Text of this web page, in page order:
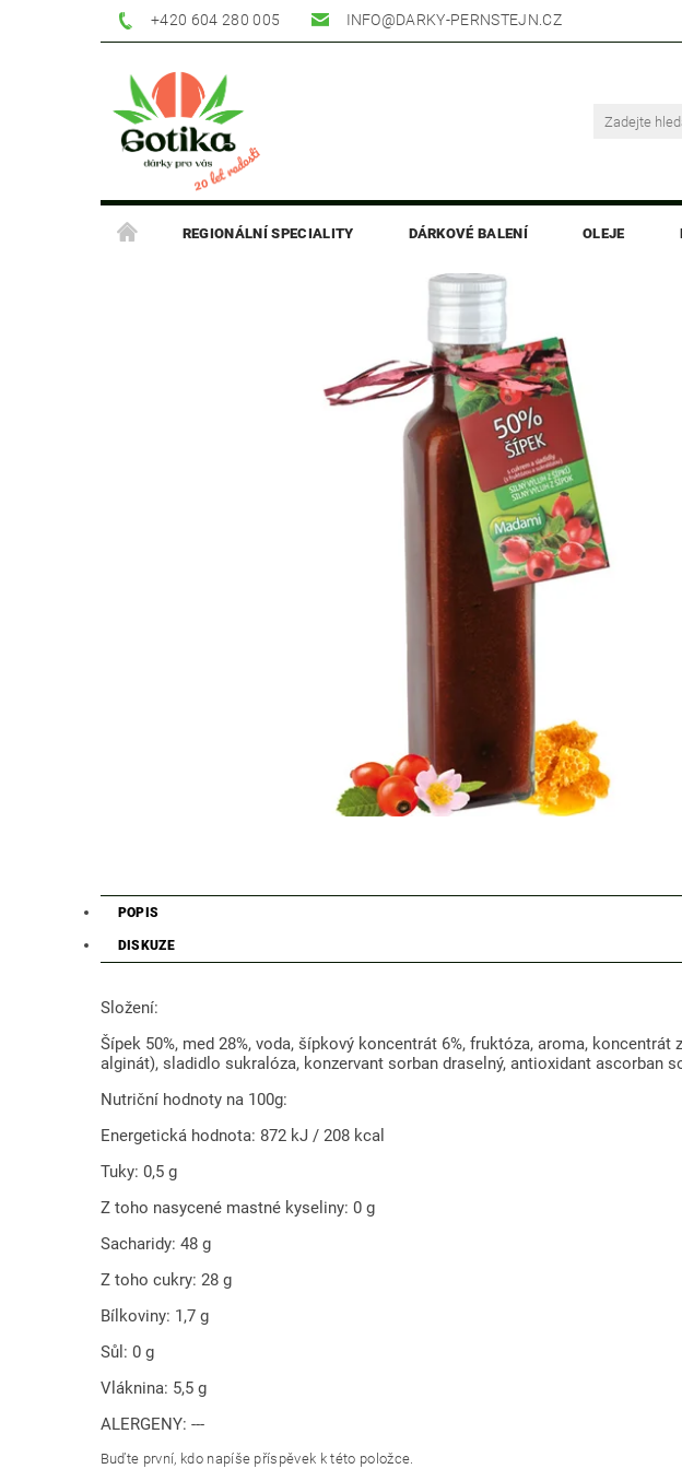
+420 604 280 005 INFO@DARKY-PERNSTEJN.CZ
REGIONÁLNÍ SPECIALITY DÁRKOVÉ BALENÍ OLEJE
POPIS
DISKUZE
Složení:
Šípek 50%, med 28%, voda, šípkový koncentrát 6%, fruktóza, aroma,
alginát), sladidlo sukralóza, konzervant sorban draselný, antioxidant ascorban
Nutriční hodnoty na 100g:
Energetická hodnota: 872 kJ / 208 kcal
Tuky: 0,5 g
Z toho nasycené mastné kyseliny: 0 g
Sacharidy: 48 g
Z toho cukry: 28 g
Bílkoviny: 1,7 g
Sůl: 0 g
Vláknina: 5,5 g
ALERGENY: ---
Buďte první, kdo napíše příspěvek k této položce.